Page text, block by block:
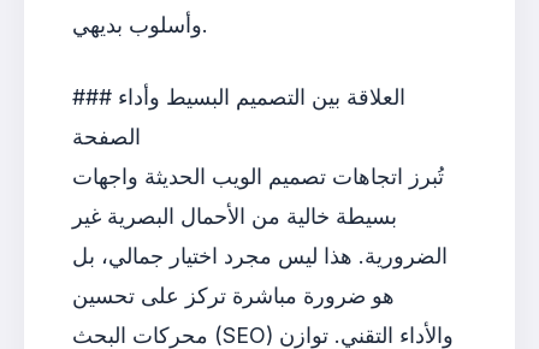
وأسلوب بديهي.
### العلاقة بين التصميم البسيط وأداء
الصفحة
تُبرز اتجاهات تصميم الويب الحديثة واجهات
بسيطة خالية من الأحمال البصرية غير
الضرورية. هذا ليس مجرد اختيار جمالي، بل
هو ضرورة مباشرة تركز على تحسين
محركات البحث (SEO) والأداء التقني. توازن